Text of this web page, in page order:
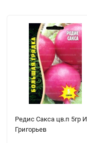
Редис Сакса цв.п 5гр
Григорьев